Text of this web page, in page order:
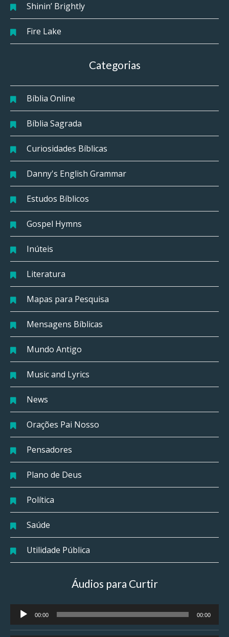
Shinin’ Brightly
Fire Lake
Categorias
Bíblia Online
Bíblia Sagrada
Curiosidades Bíblicas
Danny's English Grammar
Estudos Bíblicos
Gospel Hymns
Inúteis
Literatura
Mapas para Pesquisa
Mensagens Bíblicas
Mundo Antigo
Music and Lyrics
News
Orações Pai Nosso
Pensadores
Plano de Deus
Política
Saúde
Utilidade Pública
Áudios para Curtir
Tocador
de
00:00 00:00